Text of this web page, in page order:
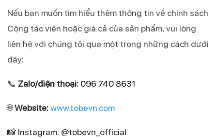
Nếu bạn muốn tìm hiểu thêm thông tin về chính sách
Cộng tác viên hoặc giá cả của sản phẩm, vui lòng
liên hệ với chúng tôi qua một trong những cách dưới
đây:
📞 Zalo/điện thoại: 096 740 8631
🌐 Website: www.tobevn.com
📸 Instagram: @tobevn_official